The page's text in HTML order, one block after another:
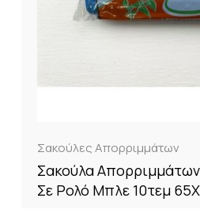
Σακούλες Απορριμμάτων
Σακούλα
Σε Ρολό Μπλε 10τεμ